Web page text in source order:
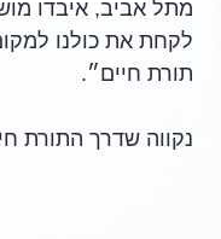
מתל אביב, איבדו
לקחת את כולנו
תורת חיים״.
נקווה שדרך התורת